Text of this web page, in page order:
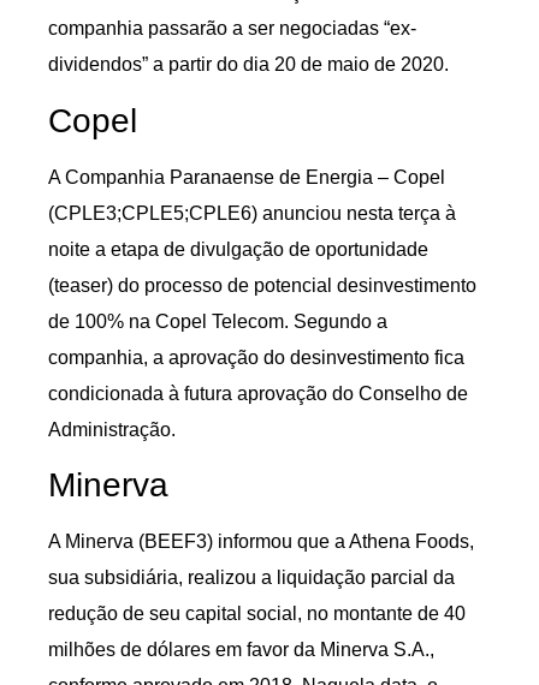
companhia passarão a ser negociadas “ex-
dividendos” a partir do dia 20 de maio de 2020.
Copel
A Companhia Paranaense de Energia – Copel
(CPLE3;CPLE5;CPLE6) anunciou nesta terça à
noite a etapa de divulgação de oportunidade
(teaser) do processo de potencial desinvestimento
de 100% na Copel Telecom. Segundo a
companhia, a aprovação do desinvestimento fica
condicionada à futura aprovação do Conselho de
Administração.
Minerva
A Minerva (BEEF3) informou que a Athena Foods,
sua subsidiária, realizou a liquidação parcial da
redução de seu capital social, no montante de 40
milhões de dólares em favor da Minerva S.A.,